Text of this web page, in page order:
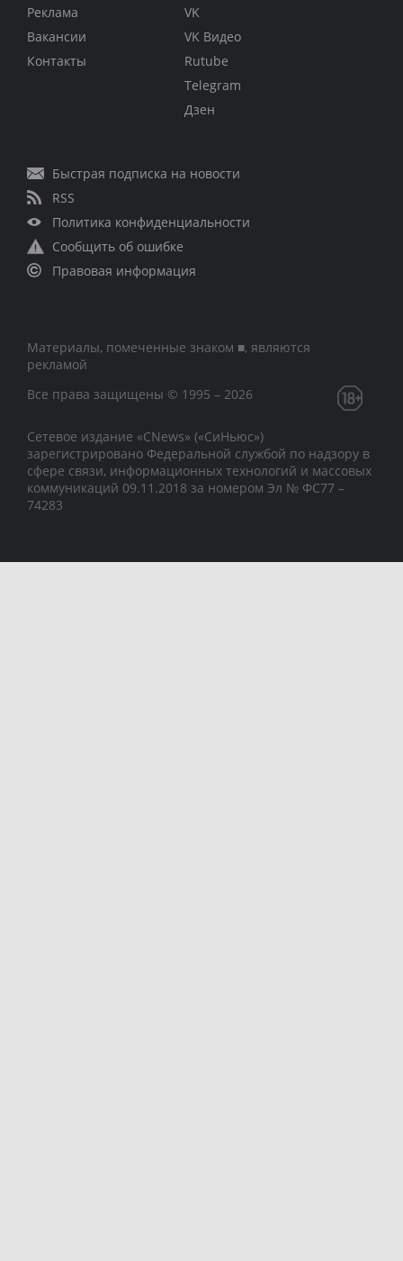
Реклама
Вакансии
Контакты
VK
VK Видео
Rutube
Telegram
Дзен
Быстрая подписка на новости
RSS
Политика конфиденциальности
Сообщить об ошибке
Правовая информация
Материалы, помеченные знаком ■, являются
рекламой
Все права защищены © 1995 – 2026
Сетевое издание «CNews» («СиНьюс»)
зарегистрировано Федеральной службой по надзору в
сфере связи, информационных технологий и массовых
коммуникаций 09.11.2018 за номером Эл № ФС77 –
74283